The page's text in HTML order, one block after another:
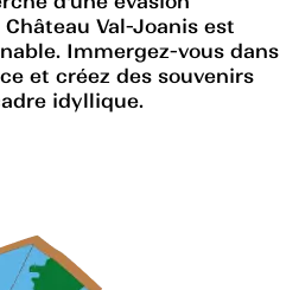
Val-Joanis est
Immergez-vous dans
et créez des souvenirs
idyllique.